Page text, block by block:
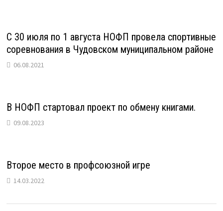
С 30 июля по 1 августа НОФП провела спортивные
соревнования в Чудовском муниципальном районе
06.08.2021
В НОФП стартовал проект по обмену книгами.
09.08.2023
Второе место в профсоюзной игре
14.03.2022